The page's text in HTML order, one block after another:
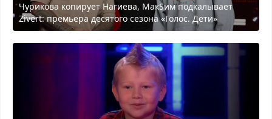
Чурикова копирует Нагиева, МакSим подкалывает
Zivert: премьера десятого сезона «Голос. Дети»